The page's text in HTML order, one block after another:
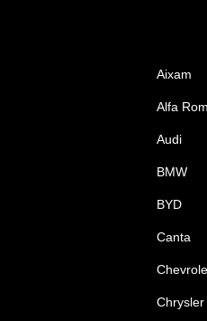
Aixam
Alfa
Audi
BMW
BYD
Canta
Chrysler